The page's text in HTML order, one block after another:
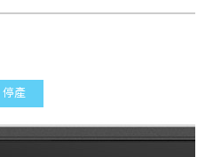
停產
742xs